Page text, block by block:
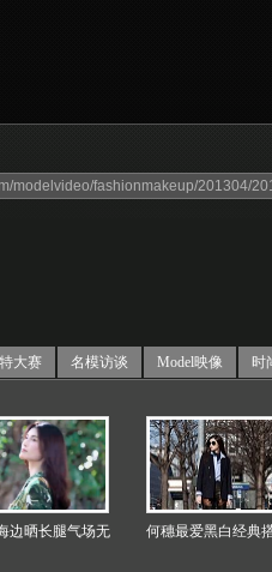
大赛 名模访谈 Model映像 时
边晒长腿气场无
何穗最爱黑白经典